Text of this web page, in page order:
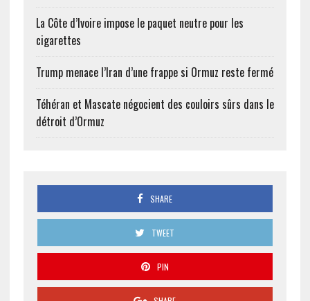
La Côte d’Ivoire impose le paquet neutre pour les
cigarettes
Trump menace l’Iran d’une frappe si Ormuz reste fermé
Téhéran et Mascate négocient des couloirs sûrs dans le
détroit d’Ormuz
SHARE
TWEET
PIN